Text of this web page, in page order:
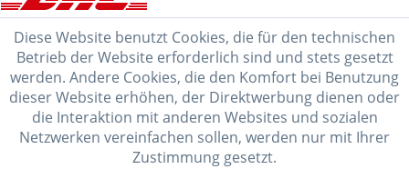
Diese Website benutzt Cookies, die für den technischen
Betrieb der Website erforderlich sind und stets gesetzt
werden. Andere Cookies, die den Komfort bei Benutzung
dieser Website erhöhen, der Direktwerbung dienen oder
die Interaktion mit anderen Websites und sozialen
Netzwerken vereinfachen sollen, werden nur mit Ihrer
Zustimmung gesetzt.